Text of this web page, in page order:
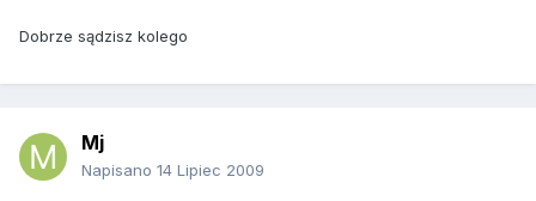
Dobrze sądzisz kolego
Mj
Napisano 14 Lipiec 2009